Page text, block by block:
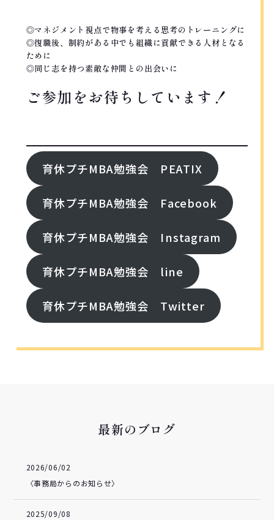
◎マネジメント視点で物事を考える思考のトレーニングに
◎復職後、制約がある中でも組織に貢献できる人材となる
ために
◎同じ志を持つ素敵な仲間との出会いに
ご参加をお待ちしています！
育休プチMBA勉強会 PEATIX
育休プチMBA勉強会 Facebook
育休プチMBA勉強会 Instagram
育休プチMBA勉強会 line
育休プチMBA勉強会 Twitter
最新のブログ
2026/06/02
〈事務局からのお知らせ〉
2025/09/08